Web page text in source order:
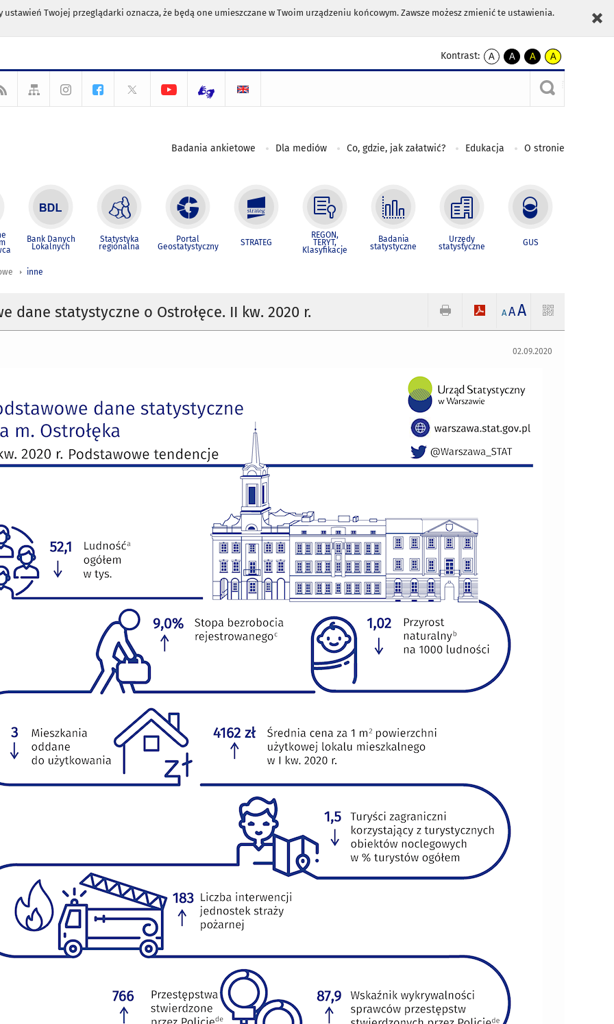
Twojej przeglądarki oznacza, że będą one umieszczane w Twoim urządzeniu końcowym. Zawsze możesz zmienić te ustawienia.
Kontrast:
A
kontrast
A
kontrast
czarnym
A
kontrast
żółty
tekst
czarnym
A
kontrast
czarny
tekst
żółtym
Badania ankietowe Dla mediów Co, gdzie, jak załatwić? Edukacja O stronie
Bank Danych
Lokalnych
Statystyka
regionalna
Portal
Geostatystyczny STRATEG
REGON,
TERYT,
Klasyfikacje
Badania
statystyczne
Urzędy
statystyczne GUS
inne
dane statystyczne o Ostrołęce. II kw. 2020 r. A AA
02.09.2020